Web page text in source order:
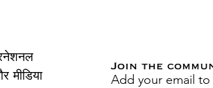
मीडिया
Join the
Add your email